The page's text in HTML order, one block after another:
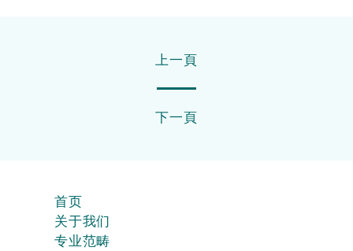
上一頁
下一頁
首页
关于我们
专业范畴